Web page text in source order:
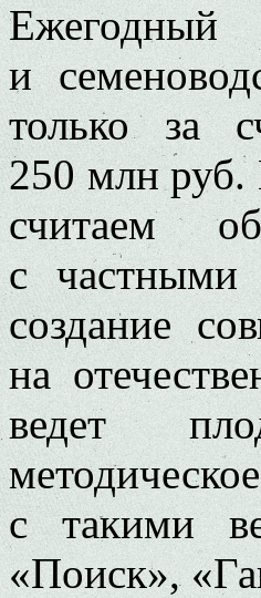
и
только за
250 млн
считаем
с частными
создание
на
ведет
с такими
«Поиск»,